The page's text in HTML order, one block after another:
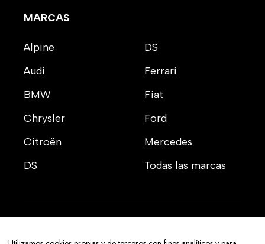
MARCAS
Alpine
Audi
BMW
Chrysler
Citroën
DS
DS
Ferrari
Fiat
Ford
Mercedes
Todas las marcas
Aviso legal